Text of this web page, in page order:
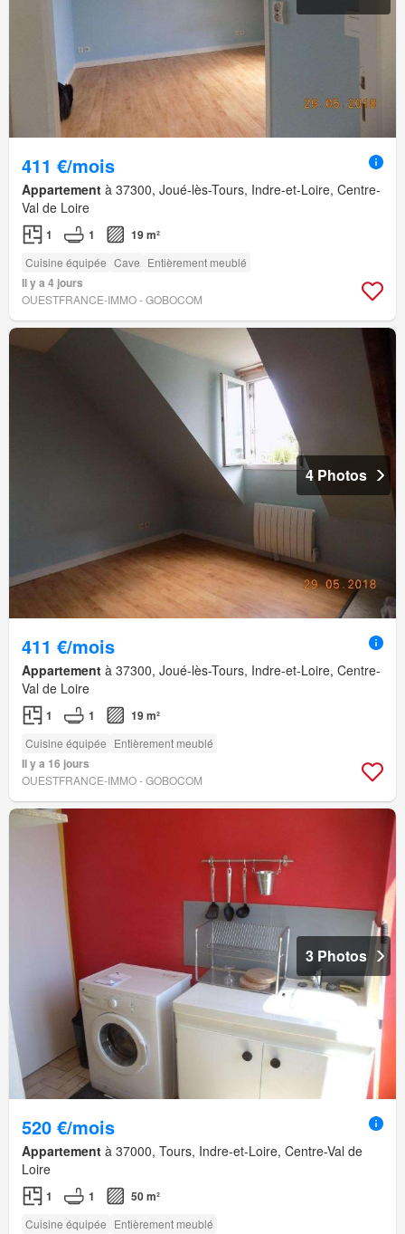
411 €/mois
Appartement à 37300, Joué-lès-Tours, Indre-et-Loire, Centre-
Val de Loire
1 1 19 m²
Cuisine équipée Cave Entièrement meublé
Il y a 4 jours
OUESTFRANCE-IMMO - GOBOCOM
4 Photos
411 €/mois
Appartement à 37300, Joué-lès-Tours, Indre-et-Loire, Centre-
Val de Loire
1 1 19 m²
Cuisine équipée Entièrement meublé
Il y a 16 jours
OUESTFRANCE-IMMO - GOBOCOM
3 Photos
520 €/mois
Appartement à 37000, Tours, Indre-et-Loire, Centre-Val de
Loire
1 1 50 m²
Cuisine équipée Entièrement meublé